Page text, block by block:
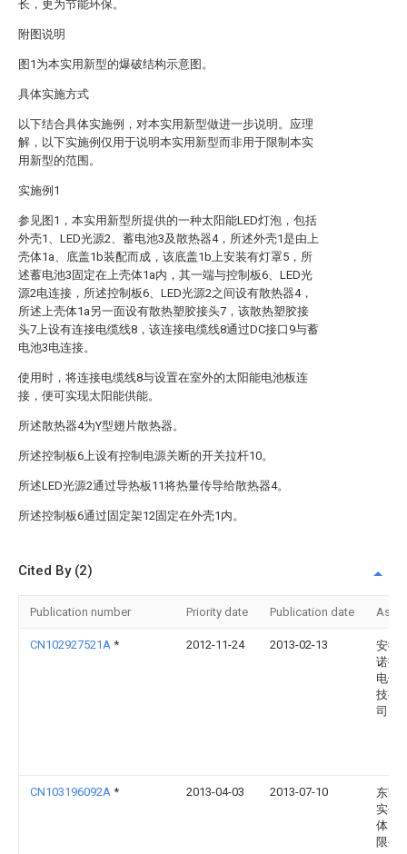
长，更为节能环保。
附图说明
图1为本实用新型的爆破结构示意图。
具体实施方式
以下结合具体实施例，对本实用新型做进一步说明。应理
解，以下实施例仅用于说明本实用新型而非用于限制本实
用新型的范围。
实施例1
参见图1，本实用新型所提供的一种太阳能LED灯泡，包括
外壳1、LED光源2、蓄电池3及散热器4，所述外壳1是由上
壳体1a、底盖1b装配而成，该底盖1b上安装有灯罩5，所
述蓄电池3固定在上壳体1a内，其一端与控制板6、LED光
源2电连接，所述控制板6、LED光源2之间设有散热器4，
所述上壳体1a另一面设有散热塑胶接头7，该散热塑胶接
头7上设有连接电缆线8，该连接电缆线8通过DC接口9与蓄
电池3电连接。
使用时，将连接电缆线8与设置在室外的太阳能电池板连
接，便可实现太阳能供能。
所述散热器4为Y型翅片散热器。
所述控制板6上设有控制电源关断的开关拉杆10。
所述LED光源2通过导热板11将热量传导给散热器4。
所述控制板6通过固定架12固定在外壳1内。
Cited By (2)
Publication number Priority date Publication date
CN102927521A * 2012-11-24 2013-02-13
安徽
诺捷
电信
技有
司
CN103196092A * 2013-04-03 2013-07-10
东莞
实创
体照
限公